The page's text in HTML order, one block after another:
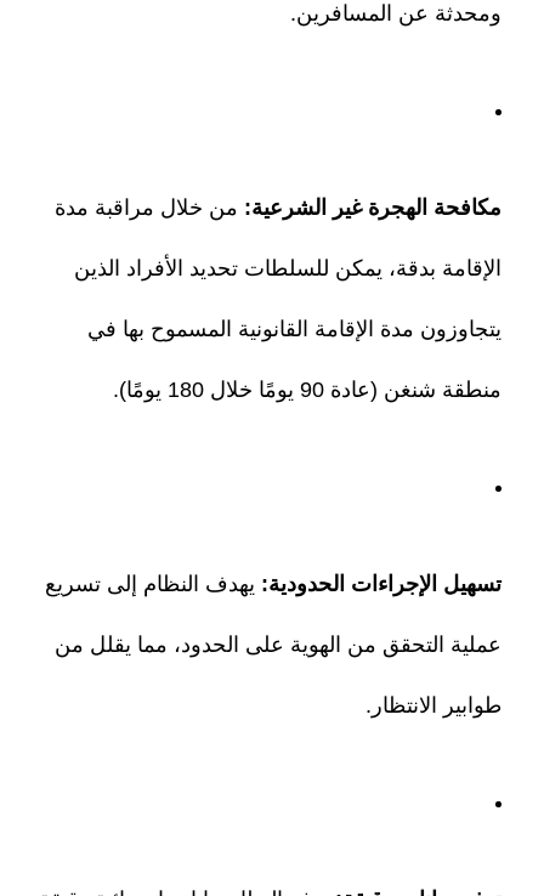
ومحدثة عن المسافرين.
مكافحة الهجرة غير الشرعية: من خلال مراقبة مدة
الإقامة بدقة، يمكن للسلطات تحديد الأفراد الذين
يتجاوزون مدة الإقامة القانونية المسموح بها في
منطقة شنغن (عادة 90 يومًا خلال 180 يومًا).
تسهيل الإجراءات الحدودية: يهدف النظام إلى تسريع
عملية التحقق من الهوية على الحدود، مما يقلل من
طوابير الانتظار.